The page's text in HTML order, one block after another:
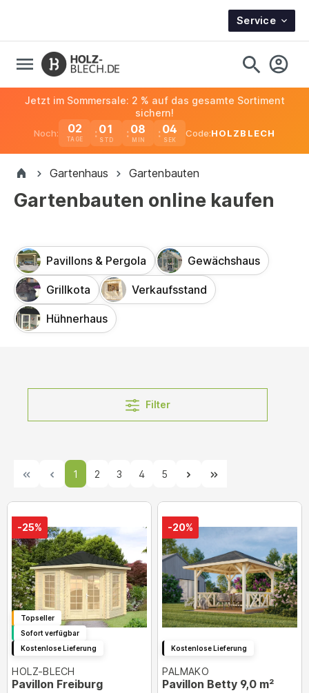
Service
Noch: 02
TAGE
01 08 03
Jetzt im Sommersale: 2 % auf das gesamte Sortiment
sichern!
Code:HOLZBLECH
Gartenhaus Gartenbauten
Gartenbauten online kaufen
Pavillons & Pergola Gewächshaus
Grillkota Verkaufsstand
Hühnerhaus
Filter
1 2 3 4 5
-25%
Topseller
Sofort verfügbar
Kostenlose Lieferung
HOLZ-BLECH
Pavillon Freiburg
-20%
Kostenlose Lieferung
PALMAKO
Pavillon Betty 9,0 m²